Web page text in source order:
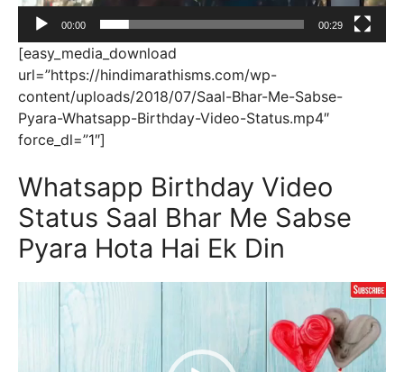
00:00 00:29
[easy_media_download
url=”https://hindimarathisms.com/wp-
content/uploads/2018/07/Saal-Bhar-Me-Sabse-
Pyara-Whatsapp-Birthday-Video-Status.mp4″
force_dl=”1″]
Whatsapp Birthday Video
Status Saal Bhar Me Sabse
Pyara Hota Hai Ek Din